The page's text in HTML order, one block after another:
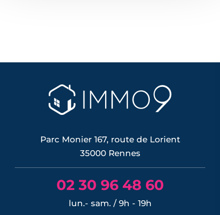
Parc Monier 167, route de Lorient
35000 Rennes
02 30 96 48 60
lun.- sam. / 9h - 19h